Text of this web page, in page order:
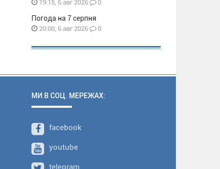
19:15, 6 авг 2026 0
Погода на 7 серпня
20:00, 6 авг 2026 0
МИ В СОЦ. МЕРЕЖАХ:
facebook
youtube
telegram